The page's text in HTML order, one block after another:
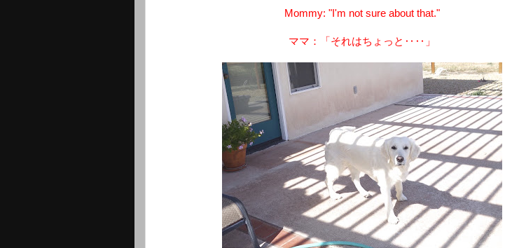
Mommy: "I'm not sure about that."
ママ：「それはちょっと‥‥」